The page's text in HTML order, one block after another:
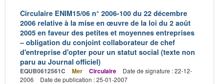
Circulaire ENIM15/06 n° 2006-100 du 22 décembre
2006 relative à la mise en œuvre de la loi du 2 août
2005 en faveur des petites et moyennes entreprises
– obligation du conjoint collaborateur de chef
d'entreprise d'opter pour un statut social (texte non
paru au Journal officiel)
EQUB0612561C Mer Circulaire
Date de signature : 22-12-
2006
Date de publication : 25-01-2007